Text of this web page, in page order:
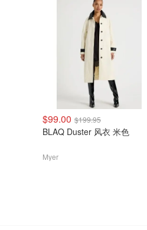
$99.00 $199.95
BLAQ Duster 风衣 米色
Myer